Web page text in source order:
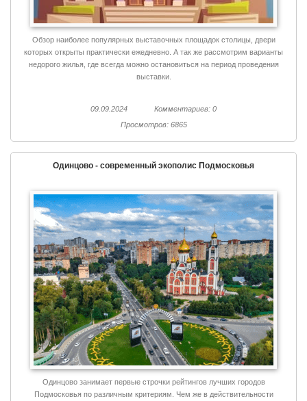
Обзор наиболее популярных выставочных площадок столицы, двери
которых открыты практически ежедневно. А так же рассмотрим варианты
недорого жилья, где всегда можно остановиться на период проведения
выставки.
09.09.2024
Комментариев: 0
Просмотров: 6865
Одинцово - современный экополис Подмосковья
Одинцово занимает первые строчки рейтингов лучших городов
Подмосковья по различным критериям. Чем же в действительности